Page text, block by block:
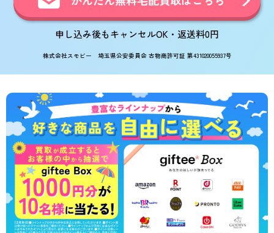
申し込み後もキャンセルOK・返送料0円
株式会社スモビー 埼玉県公安委員会 古物商許可証 第431020055937号